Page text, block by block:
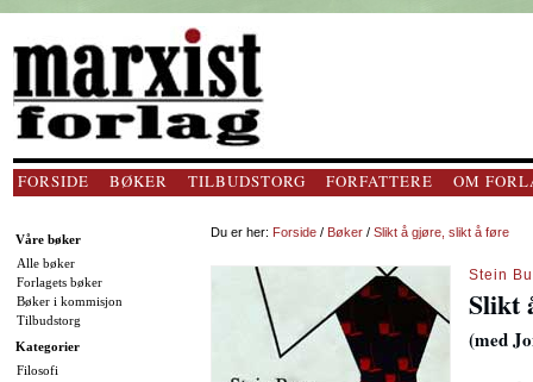
FORSIDE BØKER TILBUDSTORG FORFATTERE OM
Våre bøker
Alle bøker
Forlagets bøker
Bøker i kommisjon
Tilbudstorg
Kategorier
Filosofi
Du er her: Forside / Bøker / Slikt å gjøre, slikt å føre
Stein
Slikt
(med